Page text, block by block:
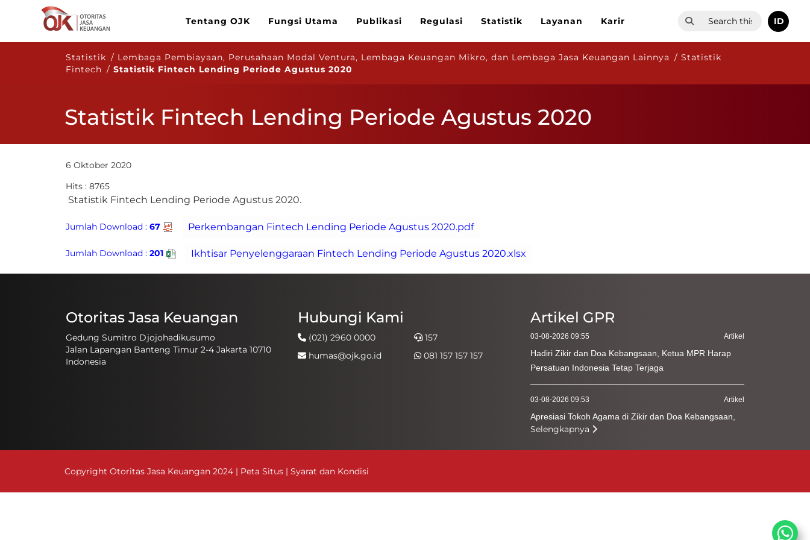
Tentang OJK Fungsi Utama Publikasi Regulasi Statistik Layanan Karir ID
Statistik / Lembaga Pembiayaan, Perusahaan Modal Ventura, Lembaga Keuangan Mikro, dan Lembaga Jasa Keuangan Lainnya / Statistik
Fintech /Statistik Fintech Lending Periode Agustus 2020
Statistik Fintech Lending Periode Agustus 2020
6 Oktober 2020
Hits : 8765
​ Statistik Fintech Lending Periode Agustus 2020.
Jumlah Download :67
Jumlah Download :201
Otoritas Jasa Keuangan
Gedung Sumitro Djojohadikusumo
Jalan Lapangan Banteng Timur 2-4 Jakarta 10710
Indonesia
Hubungi Kami
(021) 2960 0000
157
humas@ojk.go.id
081 157 157 157
Artikel GPR
Artikel
03-08-2026 09:55
Hadiri Zikir dan Doa Kebangsaan, Ketua MPR Harap
Persatuan Indonesia Tetap Terjaga
Artikel
03-08-2026 09:53
Apresiasi Tokoh Agama di Zikir dan Doa Kebangsaan,
Menag Bicara Kerukunan Modal Pembangunan
Kemerdekaan
Selengkapnya
Copyright Otoritas Jasa Keuangan 2024 | Peta Situs | Syarat dan Kondisi